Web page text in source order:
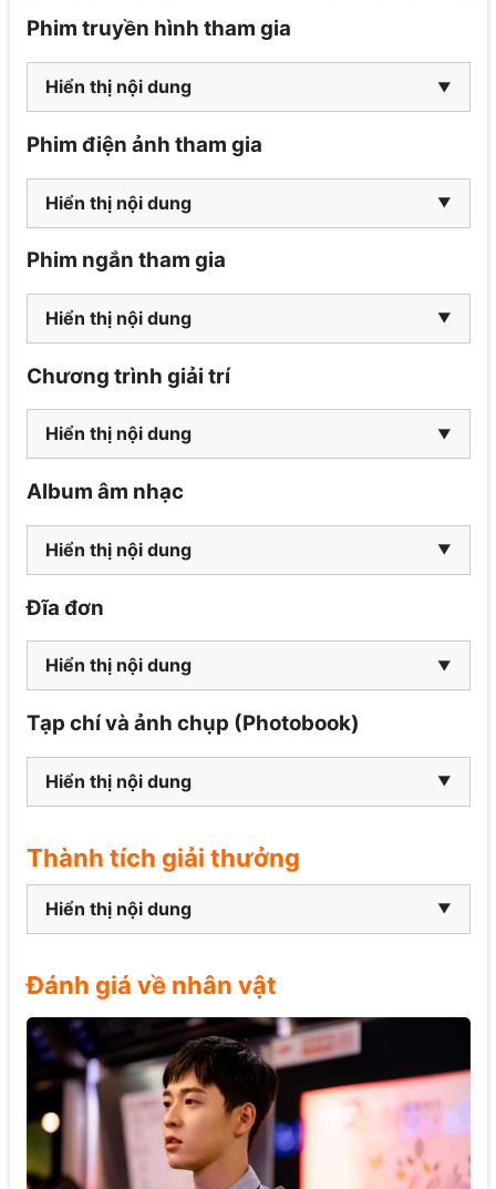
Phim truyền hình tham gia
Hiển thị nội dung
Phim điện ảnh tham gia
Hiển thị nội dung
Phim ngắn tham gia
Hiển thị nội dung
Chương trình giải trí
Hiển thị nội dung
Album âm nhạc
Hiển thị nội dung
Đĩa đơn
Hiển thị nội dung
Tạp chí và ảnh chụp (Photobook)
Hiển thị nội dung
Thành tích giải thưởng
Hiển thị nội dung
Đánh giá về nhân vật